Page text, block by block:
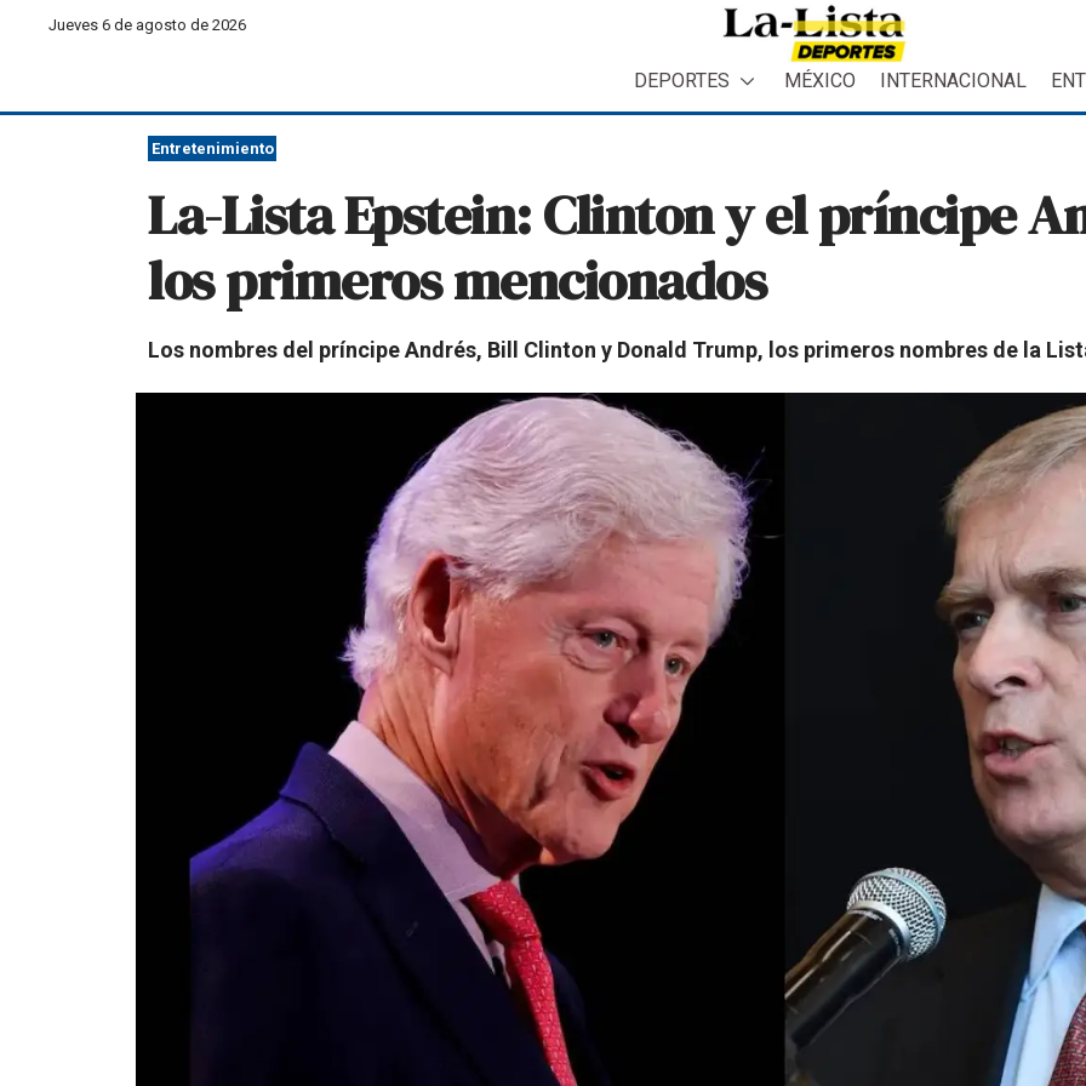
Jueves 6 de agosto de 2026
DEPORTES MÉXICO INTERNACIONAL
Entretenimiento
La-Lista Epstein: Clinton y el príncipe
los primeros mencionados
Los nombres del príncipe Andrés, Bill Clinton y Donald Trump, los primeros nombres de la